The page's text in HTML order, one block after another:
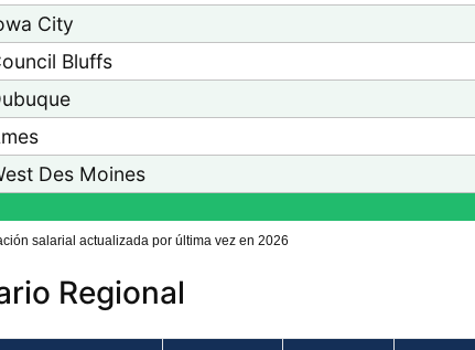
City
Bluffs
Des Moines
salarial actualizada por última vez en 2026
Regional